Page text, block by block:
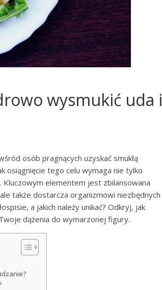
wysmukić uda i
osób pragnących uzyskać smukłą
osiągnięcie tego celu wymaga nie tylko
elementem jest zbilansowana
także dostarcza organizmowi niezbędnych
a jakich należy unikać? Odkryj, jak
dążenia do wymarzonej figury.